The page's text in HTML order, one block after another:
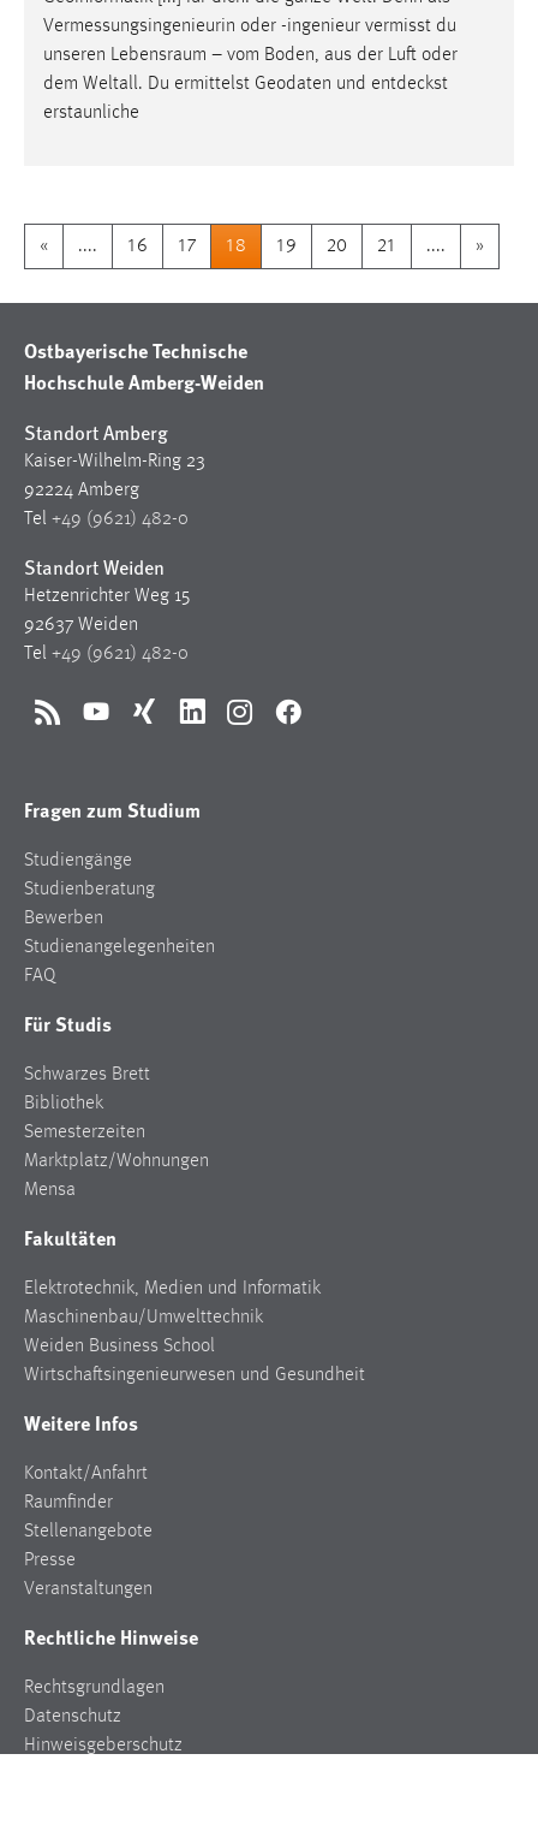
Vermessungsingenieurin oder -ingenieur vermisst du
unseren Lebensraum – vom Boden, aus der Luft oder
dem Weltall. Du ermittelst Geodaten und entdeckst
erstaunliche
« .... 16 17 18 19 20 21 .... »
Ostbayerische Technische
Hochschule Amberg-Weiden
Standort Amberg
Kaiser-Wilhelm-Ring 23
92224 Amberg
Tel +49 (9621) 482-0
Standort Weiden
Hetzenrichter Weg 15
92637 Weiden
Tel +49 (9621) 482-0
RSS YouTubeXing LinkedInInstagramFacebook
Fragen zum Studium
Studiengänge
Studienberatung
Bewerben
Studienangelegenheiten
FAQ
Für Studis
Schwarzes Brett
Bibliothek
Semesterzeiten
Marktplatz/Wohnungen
Mensa
Fakultäten
Elektrotechnik, Medien und Informatik
Maschinenbau/Umwelttechnik
Weiden Business School
Wirtschaftsingenieurwesen und Gesundheit
Weitere Infos
Kontakt/Anfahrt
Raumfinder
Stellenangebote
Presse
Veranstaltungen
Rechtliche Hinweise
Rechtsgrundlagen
Datenschutz
Hinweisgeberschutz